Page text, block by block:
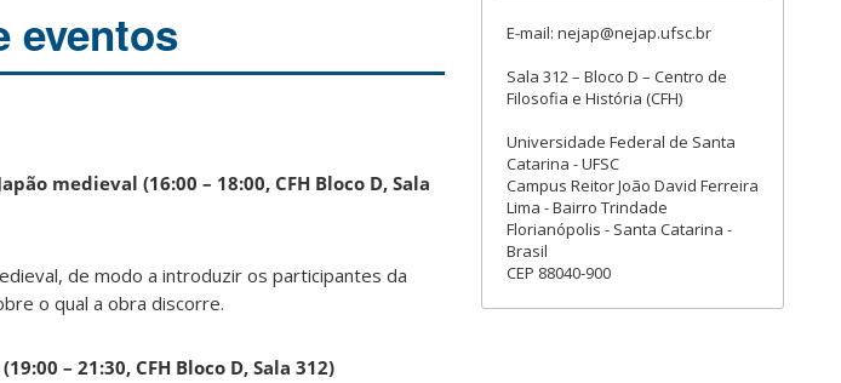
eventos
medieval (16:00 – 18:00, CFH Bloco D, Sala
de modo a introduzir os participantes da
o qual a obra discorre.
(19:00 – 21:30, CFH Bloco D, Sala 312)
E-mail: nejap@nejap.ufsc.br
Sala 312 – Bloco D – Centro de
Filosofia e História (CFH)
Universidade Federal de Santa
Catarina - UFSC
Campus Reitor João David Ferreira
Lima - Bairro Trindade
Florianópolis - Santa Catarina -
Brasil
CEP 88040-900